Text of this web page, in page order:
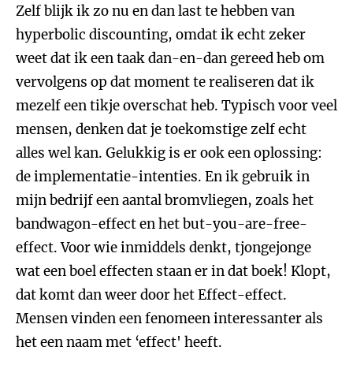
Zelf blijk ik zo nu en dan last te hebben van
hyperbolic discounting, omdat ik echt zeker
weet dat ik een taak dan-en-dan gereed heb om
vervolgens op dat moment te realiseren dat ik
mezelf een tikje overschat heb. Typisch voor veel
mensen, denken dat je toekomstige zelf echt
alles wel kan. Gelukkig is er ook een oplossing:
de implementatie-intenties. En ik gebruik in
mijn bedrijf een aantal bromvliegen, zoals het
bandwagon-effect en het but-you-are-free-
effect. Voor wie inmiddels denkt, tjongejonge
wat een boel effecten staan er in dat boek! Klopt,
dat komt dan weer door het Effect-effect.
Mensen vinden een fenomeen interessanter als
het een naam met ‘effect' heeft.